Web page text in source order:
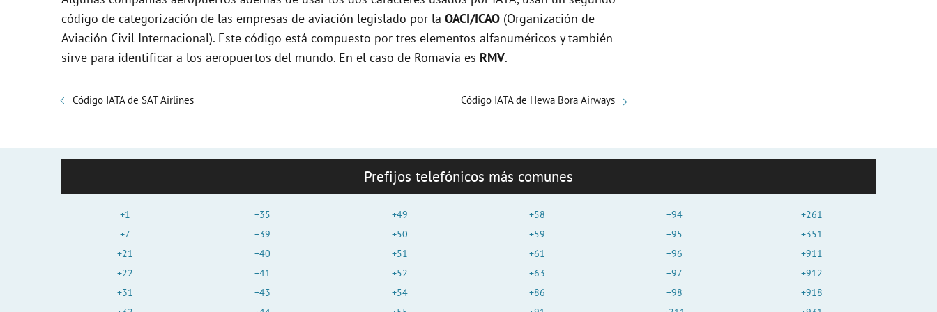
e
código de categorización de las empresas de aviación legislado por la OACI/ICAO (Organización de
Aviación Civil Internacional). Este código está compuesto por tres elementos alfanuméricos y también
sirve para identificar a los aeropuertos del mundo. En el caso de Romavia es RMV.
Código IATA de SAT Airlines Código IATA de Hewa Bora Airways
Prefijos telefónicos más comunes
+1
+7
+21
+22
+31
+35
+39
+40
+41
+43
+49
+50
+51
+52
+54
+58
+59
+61
+63
+86
+94
+95
+96
+97
+98
+261
+351
+911
+912
+918